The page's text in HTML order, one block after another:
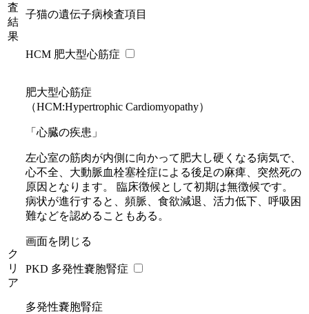
査
結
果
子猫の遺伝子病検査項目
ク
リ
ア
HCM 肥大型心筋症
肥大型心筋症
（HCM:Hypertrophic Cardiomyopathy）
「心臓の疾患」
左心室の筋肉が内側に向かって肥大し硬くなる病気で、
心不全、大動脈血栓塞栓症による後足の麻痺、突然死の
原因となります。 臨床徴候として初期は無徴候です。
病状が進行すると、頻脈、食欲減退、活力低下、呼吸困
難などを認めることもある。
画面を閉じる
PKD 多発性嚢胞腎症
多発性嚢胞腎症